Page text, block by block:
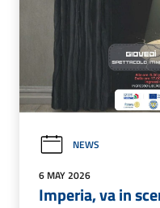
NEWS
6 MAY 2026
Imperia, va in